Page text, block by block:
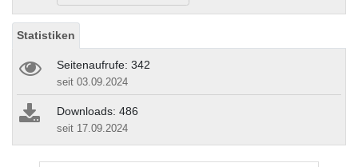
Statistiken
Seitenaufrufe: 342
seit 03.09.2024
Downloads: 486
seit 17.09.2024